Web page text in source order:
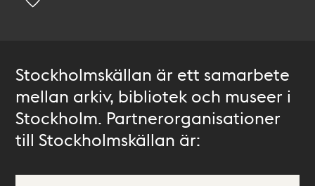
Stockholmskällan är ett samarbete
mellan arkiv, bibliotek och museer i
Stockholm. Partnerorganisationer
till Stockholmskällan är: